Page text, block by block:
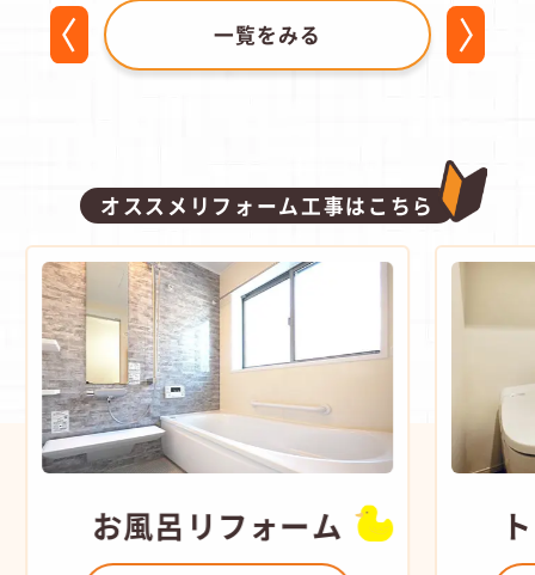
一覧をみる
オススメリフォーム工事はこちら
お風呂 リフォーム